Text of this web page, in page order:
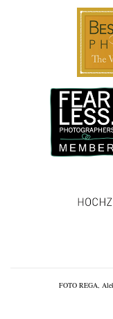
FOTO REGA,